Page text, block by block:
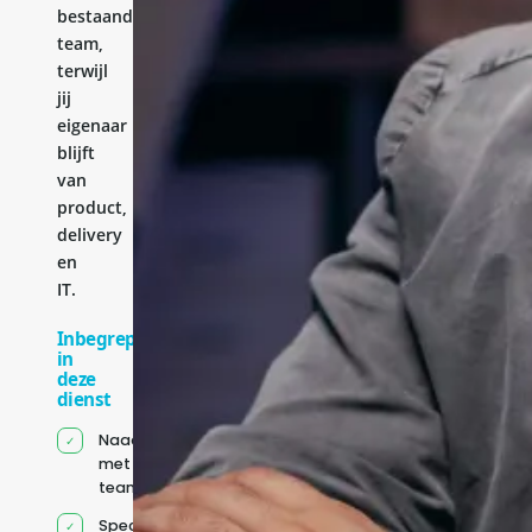
bestaande
team,
terwijl
jij
eigenaar
blijft
van
product,
delivery
en
IT.
Inbegrepen
in
deze
dienst
Naadloze integratie
met jouw bestaande
team
Specifiek voor jou